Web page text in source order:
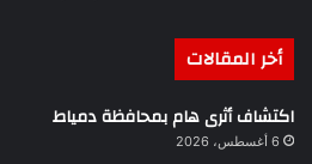
أخر المقالات
اكتشاف أثرى هام بمحافظة دمياط
6 أغسطس، 2026